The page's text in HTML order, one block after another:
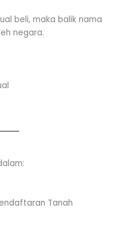
beli, maka balik nama
negara.
Tanah